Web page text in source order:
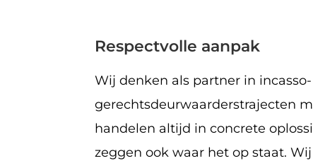
Respectvolle aanpak
Wij denken als partner in
gerechtsdeurwaarderstrajecten
handelen altijd in concrete
zeggen ook waar het op staat.